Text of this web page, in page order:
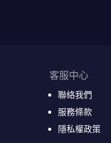
客服中心
聯絡我們
服務條款
隱私權政策